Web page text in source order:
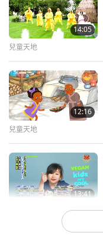
14:05
兒童天地
12:16
兒童天地
13:41